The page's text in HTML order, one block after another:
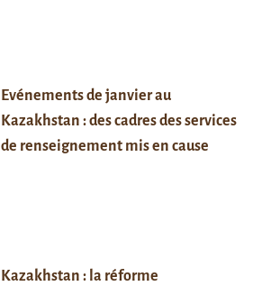
Evénements de janvier au
Kazakhstan : des cadres des services
de renseignement mis en cause
Kazakhstan : la réforme